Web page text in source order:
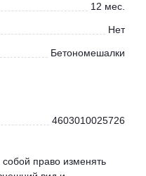
12 мес.
Нет
Бетономешалки
4603010025726
собой право изменять